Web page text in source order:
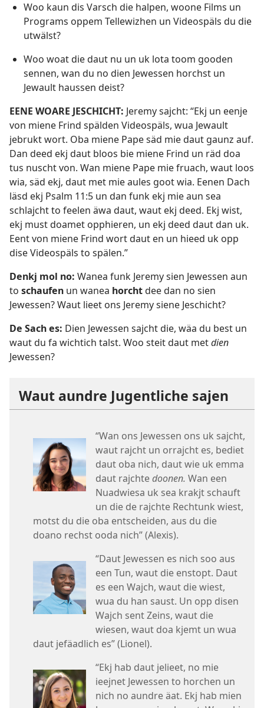
Woo kaun dis Varsch die halpen, woone Films un
Programs oppem Tellewizhen un Videospäls du die
utwälst?
Woo woat die daut nu un uk lota toom gooden
sennen, wan du no dien Jewessen horchst un
Jewault haussen deist?
EENE WOARE JESCHICHT: Jeremy sajcht: “Ekj un eenje
von miene Frind spälden Videospäls, wua Jewault
jebrukt wort. Oba miene Pape säd mie daut gaunz auf.
Dan deed ekj daut bloos bie miene Frind un räd doa
tus nuscht von. Wan miene Pape mie fruach, waut loos
wia, säd ekj, daut met mie aules goot wia. Eenen Dach
läsd ekj Psalm 11:5 un dan funk ekj mie aun sea
schlajcht to feelen äwa daut, waut ekj deed. Ekj wist,
ekj must doamet opphieren, un ekj deed daut dan uk.
Eent von miene Frind wort daut en un hieed uk opp
dise Videospäls to spälen.”
Denkj mol no: Wanea funk Jeremy sien Jewessen aun
to schaufen un wanea horchtdee dan no sien
Jewessen? Waut lieet ons Jeremy siene Jeschicht?
De Sach es: Dien Jewessen sajcht die, wäa du best un
waut du fa wichtich talst. Woo steit daut metdien
Jewessen?
Waut aundre Jugentliche sajen
“Wan ons Jewessen ons uk sajcht,
waut rajcht un orrajcht es, bediet
daut oba nich, daut wie uk emma
daut rajchtedoonen. Wan een
Nuadwiesa uk sea krakjt schauft
un die de rajchte Rechtunk wiest,
motst du die oba entscheiden, aus du die
doano rechst ooda nich” (Alexis).
“Daut Jewessen es nich soo aus
een Tun, waut die enstopt. Daut
es een Wajch, waut die wiest,
wua du han saust. Un opp disen
Wajch sent Zeins, waut die
wiesen, waut doa kjemt un wua
daut jefäadlich es” (Lionel).
“Ekj hab daut jelieet, no mie
ieejnet Jewessen to horchen un
nich no aundre äat. Ekj hab mien